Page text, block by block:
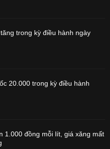
trong kỳ điều hành ngày
20.000 trong kỳ điều hành
1.000 đồng mỗi lít, giá xăng mất